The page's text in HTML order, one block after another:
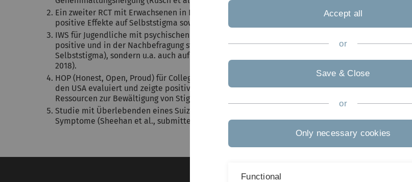
Ein zweiter RCT mit Erwachsenen in Kalifornien bestätigte die Reduktion von Stigma-Stress und
positive Effekte auf Selbststigma sowie auf depressive Symptome bei Frauen (Corrigan et al.,
IWS für Jugendliche mit psychischen Erkrankungen wurde kürzlich in Süddeutschland evaluiert
positive und in der Nachbefragung stabile Effekte nicht nur auf Stigma-Variablen (u.a. Stigma-
Selbststigma), sondern u.a. auch auf Lebensqualität, depressive Symptome und Recovery
2018).
HOP (Honest, Open, Proud) für College-Studenten mit psychischen Erkrankungen wurde an drei
den USA evaluiert und zeigte positive Effekte auf Selbststigma, Wirksamkeit in Bezug auf
Ressourcen zur Bewältigung von Stigma (Conley et al., 2020).
Studie mit Überlebenden eines Suizidversuchs in Chicago fand positive Effekte auf Selbstigma
Symptome (Sheehan et al., submitted).
Accept all
or
Save & Close
or
Only necessary cookies
Functional